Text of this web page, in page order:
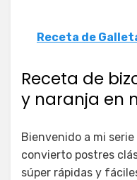
Receta de
Receta de
y naranja en
Bienvenido a mi
convierto postres
súper rápidas y